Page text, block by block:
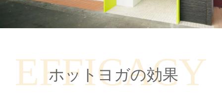
EFFICACY
ホットヨガの効果